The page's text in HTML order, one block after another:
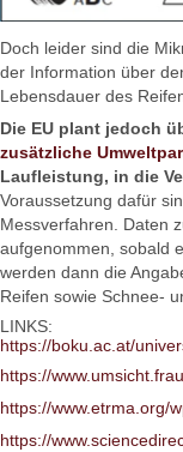
Doch leider sind die
der Information über
Lebensdauer des
Die EU plant jedoch
zusätzliche
Laufleistung, in die
Voraussetzung dafür
Messverfahren. Daten
aufgenommen, sobald
werden dann die
Reifen sowie Schnee-
LINKS:
https://boku.ac.at/
https://
https://www.etrma.org/
https://